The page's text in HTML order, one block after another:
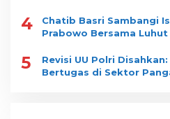
4
Chatib Basri Sambangi
Prabowo Bersama
5
Revisi UU Polri
Bertugas di Sektor